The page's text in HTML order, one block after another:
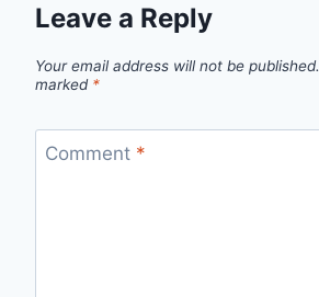
Leave a Reply
Your email address will not be published.
marked *
Comment *